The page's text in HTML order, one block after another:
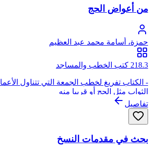
من أعواض الحج
حمزة، أسامة محمد عبد العظيم
218.3 كتب الخطب والمساجد
- الكتاب تفريغ لخطب الجمعة التي تتناول
الثواب مثل الحج أو قريبا منه
تفاصيل
بحث في مقدمات النسخ